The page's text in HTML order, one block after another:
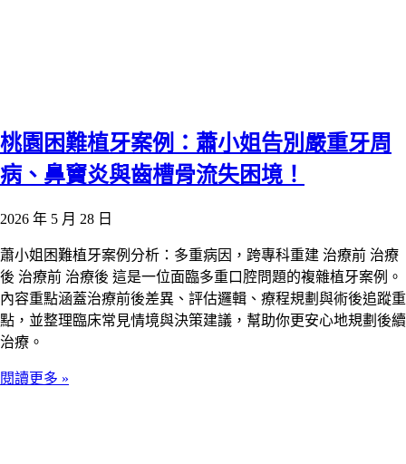
桃園困難植牙案例：蕭小姐告別嚴重牙周
病、鼻竇炎與齒槽骨流失困境！
2026 年 5 月 28 日
蕭小姐困難植牙案例分析：多重病因，跨專科重建 治療前 治療
後 治療前 治療後 這是一位面臨多重口腔問題的複雜植牙案例。
內容重點涵蓋治療前後差異、評估邏輯、療程規劃與術後追蹤重
點，並整理臨床常見情境與決策建議，幫助你更安心地規劃後續
治療。
閱讀更多 »